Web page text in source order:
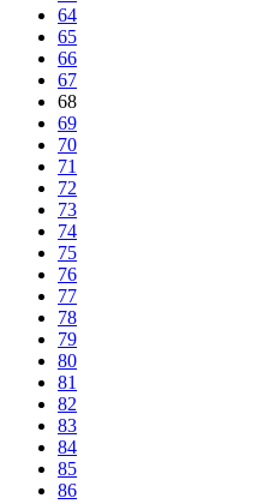
64
65
66
67
68
69
70
71
72
73
74
75
76
77
78
79
80
81
82
83
84
85
86